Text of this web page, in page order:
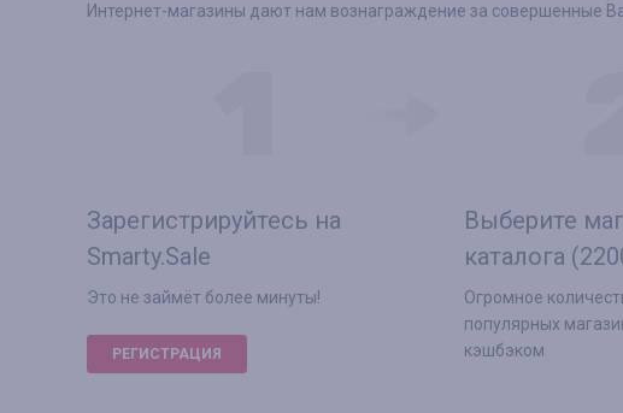
Интернет-магазины дают нам вознаграждение за совершенные
Зарегистрируйтесь на
Smarty.Sale
Это не займёт более минуты!
РЕГИСТРАЦИЯ
Выберите
каталога
Огромное
популярных
кэшбэком